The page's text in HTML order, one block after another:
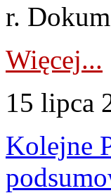
r.
Więcej...
15 lipca
Kolejne